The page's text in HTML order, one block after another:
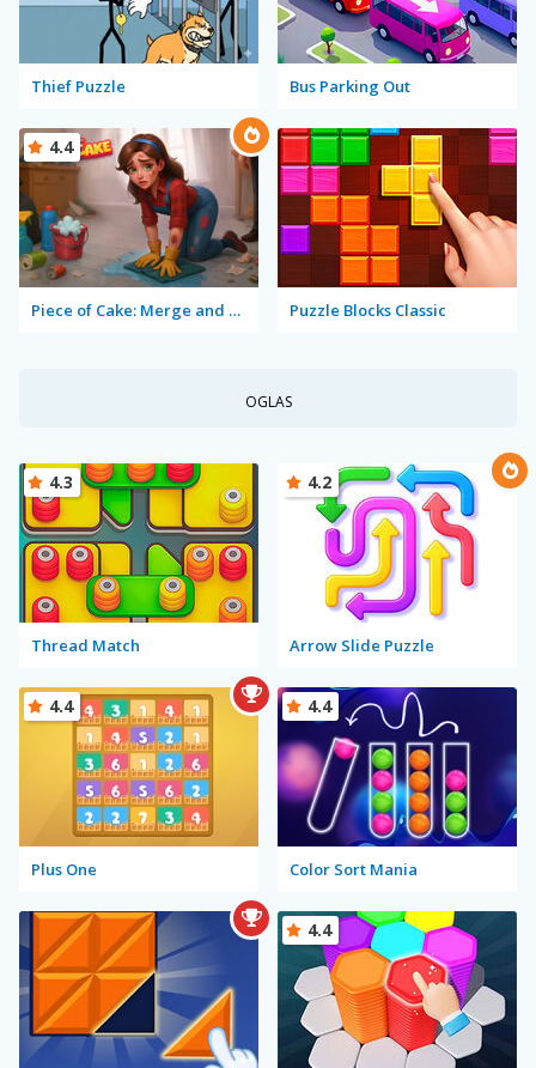
Thief Puzzle Bus Parking Out
Piece of Cake: Merge and Bake
4.4
Puzzle Blocks Classic
OGLAS
Thread Match
4.3
Arrow Slide Puzzle
4.2
Plus One
4.4
Color Sort Mania
4.4
4.4